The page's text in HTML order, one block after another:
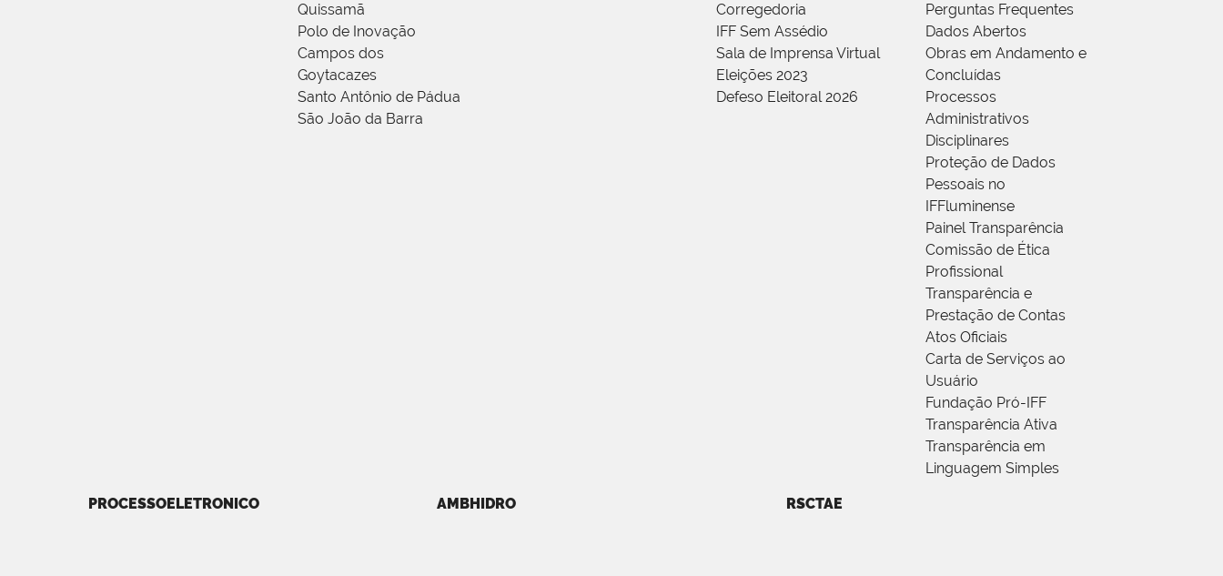
Quissamã
Polo de Inovação
Campos dos
Goytacazes
Santo Antônio de Pádua
São João da Barra
Corregedoria
IFF Sem Assédio
Sala de Imprensa Virtual
Eleições 2023
Defeso Eleitoral 2026
Perguntas Frequentes
Dados Abertos
Obras em Andamento e
Concluídas
Processos
Administrativos
Disciplinares
Proteção de Dados
Pessoais no
IFFluminense
Painel Transparência
Comissão de Ética
Profissional
Transparência e
Prestação de Contas
Atos Oficiais
Carta de Serviços ao
Usuário
Fundação Pró-IFF
Transparência Ativa
Transparência em
Linguagem Simples
PROCESSOELETRONICO AMBHIDRO RSCTAE